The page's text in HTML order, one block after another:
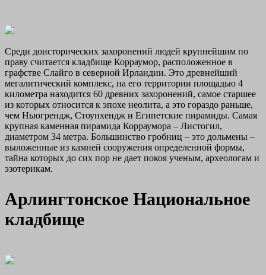
Среди доисторических захоронений людей крупнейшим по
праву считается кладбище Корраумор, расположенное в
графстве Слайго в северной Ирландии. Это древнейший
мегалитический комплекс, на его территории площадью 4
километра находится 60 древних захоронений, самое старшее
из которых относится к эпохе неолита, а это гораздо раньше,
чем Ньюгрендж, Стоунхендж и Египетские пирамиды. Самая
крупная каменная пирамида Корраумора – Листогил,
диаметром 34 метра. Большинство гробниц – это дольмены –
выложенные из камней сооружения определенной формы,
тайна которых до сих пор не дает покоя ученым, археологам и
эзотерикам.
Арлингтонское Национальное
кладбище